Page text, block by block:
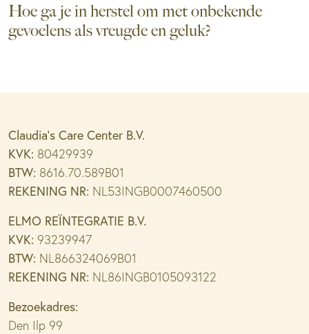
Hoe ga je in herstel om met onbekende
gevoelens als vreugde en geluk?
Claudia’s Care Center B.V.
KVK: 80429939
BTW: 8616.70.589B01
REKENING NR: NL53INGB0007460500
ELMO REÏNTEGRATIE B.V.
KVK: 93239947
BTW: NL866324069B01
REKENING NR: NL86INGB0105093122
Bezoekadres:
Den Ilp 99